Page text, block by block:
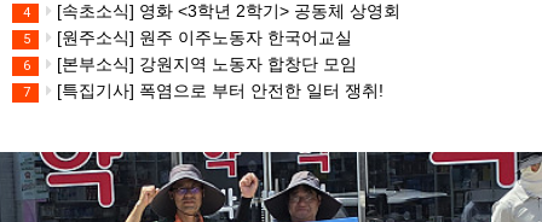
4 [속초소식] 영화 <3학년 2학기> 공동체 상영회
5 [원주소식] 원주 이주노동자 한국어교실
6 [본부소식] 강원지역 노동자 합창단 모임
7 [특집기사] 폭염으로 부터 안전한 일터 쟁취!